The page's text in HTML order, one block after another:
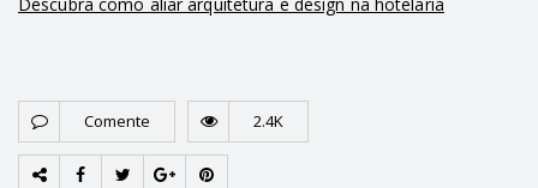
Comente 2.4K